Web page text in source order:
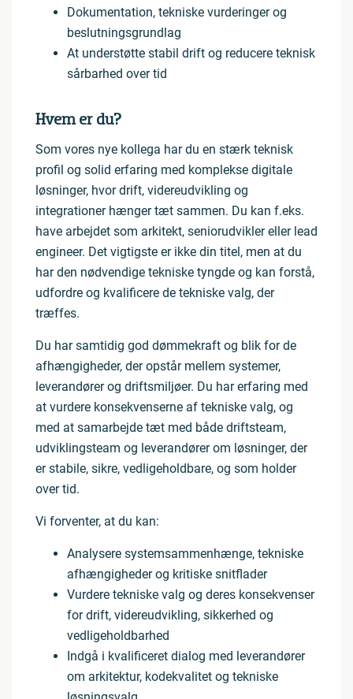
Dokumentation, tekniske vurderinger og
beslutningsgrundlag
At understøtte stabil drift og reducere teknisk
sårbarhed over tid
Hvem er du?
Som vores nye kollega har du en stærk teknisk
profil og solid erfaring med komplekse digitale
løsninger, hvor drift, videreudvikling og
integrationer hænger tæt sammen. Du kan f.eks.
have arbejdet som arkitekt, seniorudvikler eller lead
engineer. Det vigtigste er ikke din titel, men at du
har den nødvendige tekniske tyngde og kan forstå,
udfordre og kvalificere de tekniske valg, der
træffes.
Du har samtidig god dømmekraft og blik for de
afhængigheder, der opstår mellem systemer,
leverandører og driftsmiljøer. Du har erfaring med
at vurdere konsekvenserne af tekniske valg, og
med at samarbejde tæt med både driftsteam,
udviklingsteam og leverandører om løsninger, der
er stabile, sikre, vedligeholdbare, og som holder
over tid.
Vi forventer, at du kan:
Analysere systemsammenhænge, tekniske
afhængigheder og kritiske snitflader
Vurdere tekniske valg og deres konsekvenser
for drift, videreudvikling, sikkerhed og
vedligeholdbarhed
Indgå i kvalificeret dialog med leverandører
om arkitektur, kodekvalitet og tekniske